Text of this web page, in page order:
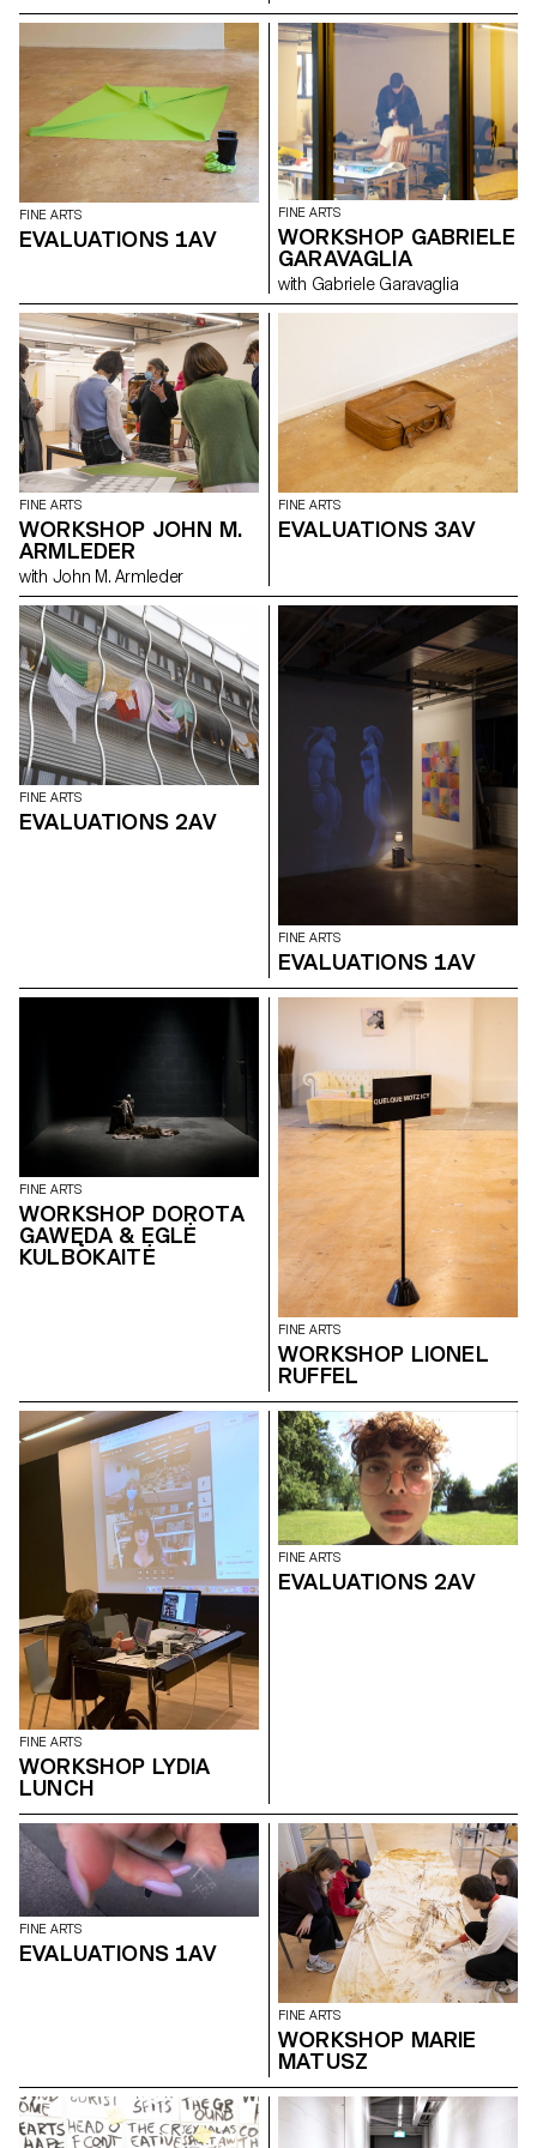
FINE ARTS
EVALUATIONS 1AV
FINE ARTS
WORKSHOP GABRIELE
GARAVAGLIA
with Gabriele Garavaglia
FINE ARTS
WORKSHOP JOHN M.
ARMLEDER
with John M. Armleder
FINE ARTS
EVALUATIONS 3AV
FINE ARTS
EVALUATIONS 2AV
FINE ARTS
EVALUATIONS 1AV
FINE ARTS
WORKSHOP DOROTA
GAWĘDA & EGLĖ
KULBOKAITĖ
FINE ARTS
WORKSHOP LIONEL
RUFFEL
FINE ARTS
WORKSHOP LYDIA
LUNCH
FINE ARTS
EVALUATIONS 2AV
FINE ARTS
EVALUATIONS 1AV
FINE ARTS
WORKSHOP MARIE
MATUSZ